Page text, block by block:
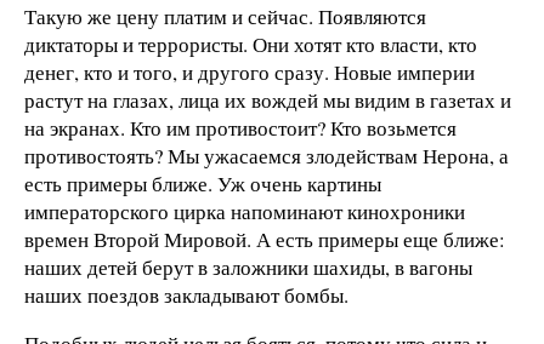
Такую же цену платим и сейчас. Появляются
диктаторы и террористы. Они хотят кто власти, кто
денег, кто и того, и другого сразу. Новые империи
растут на глазах, лица их вождей мы видим в газетах и
на экранах. Кто им противостоит? Кто возьмется
противостоять? Мы ужасаемся злодействам Нерона, а
есть примеры ближе. Уж очень картины
императорского цирка напоминают кинохроники
времен Второй Мировой. А есть примеры еще ближе:
наших детей берут в заложники шахиды, в вагоны
наших поездов закладывают бомбы.